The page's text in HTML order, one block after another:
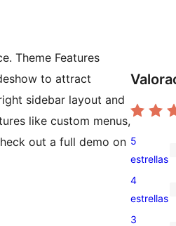
Theme Features
to attract
sidebar layout and
like custom menus,
out a full demo on
2
de
5
estrellas
2
4
estrellas
3